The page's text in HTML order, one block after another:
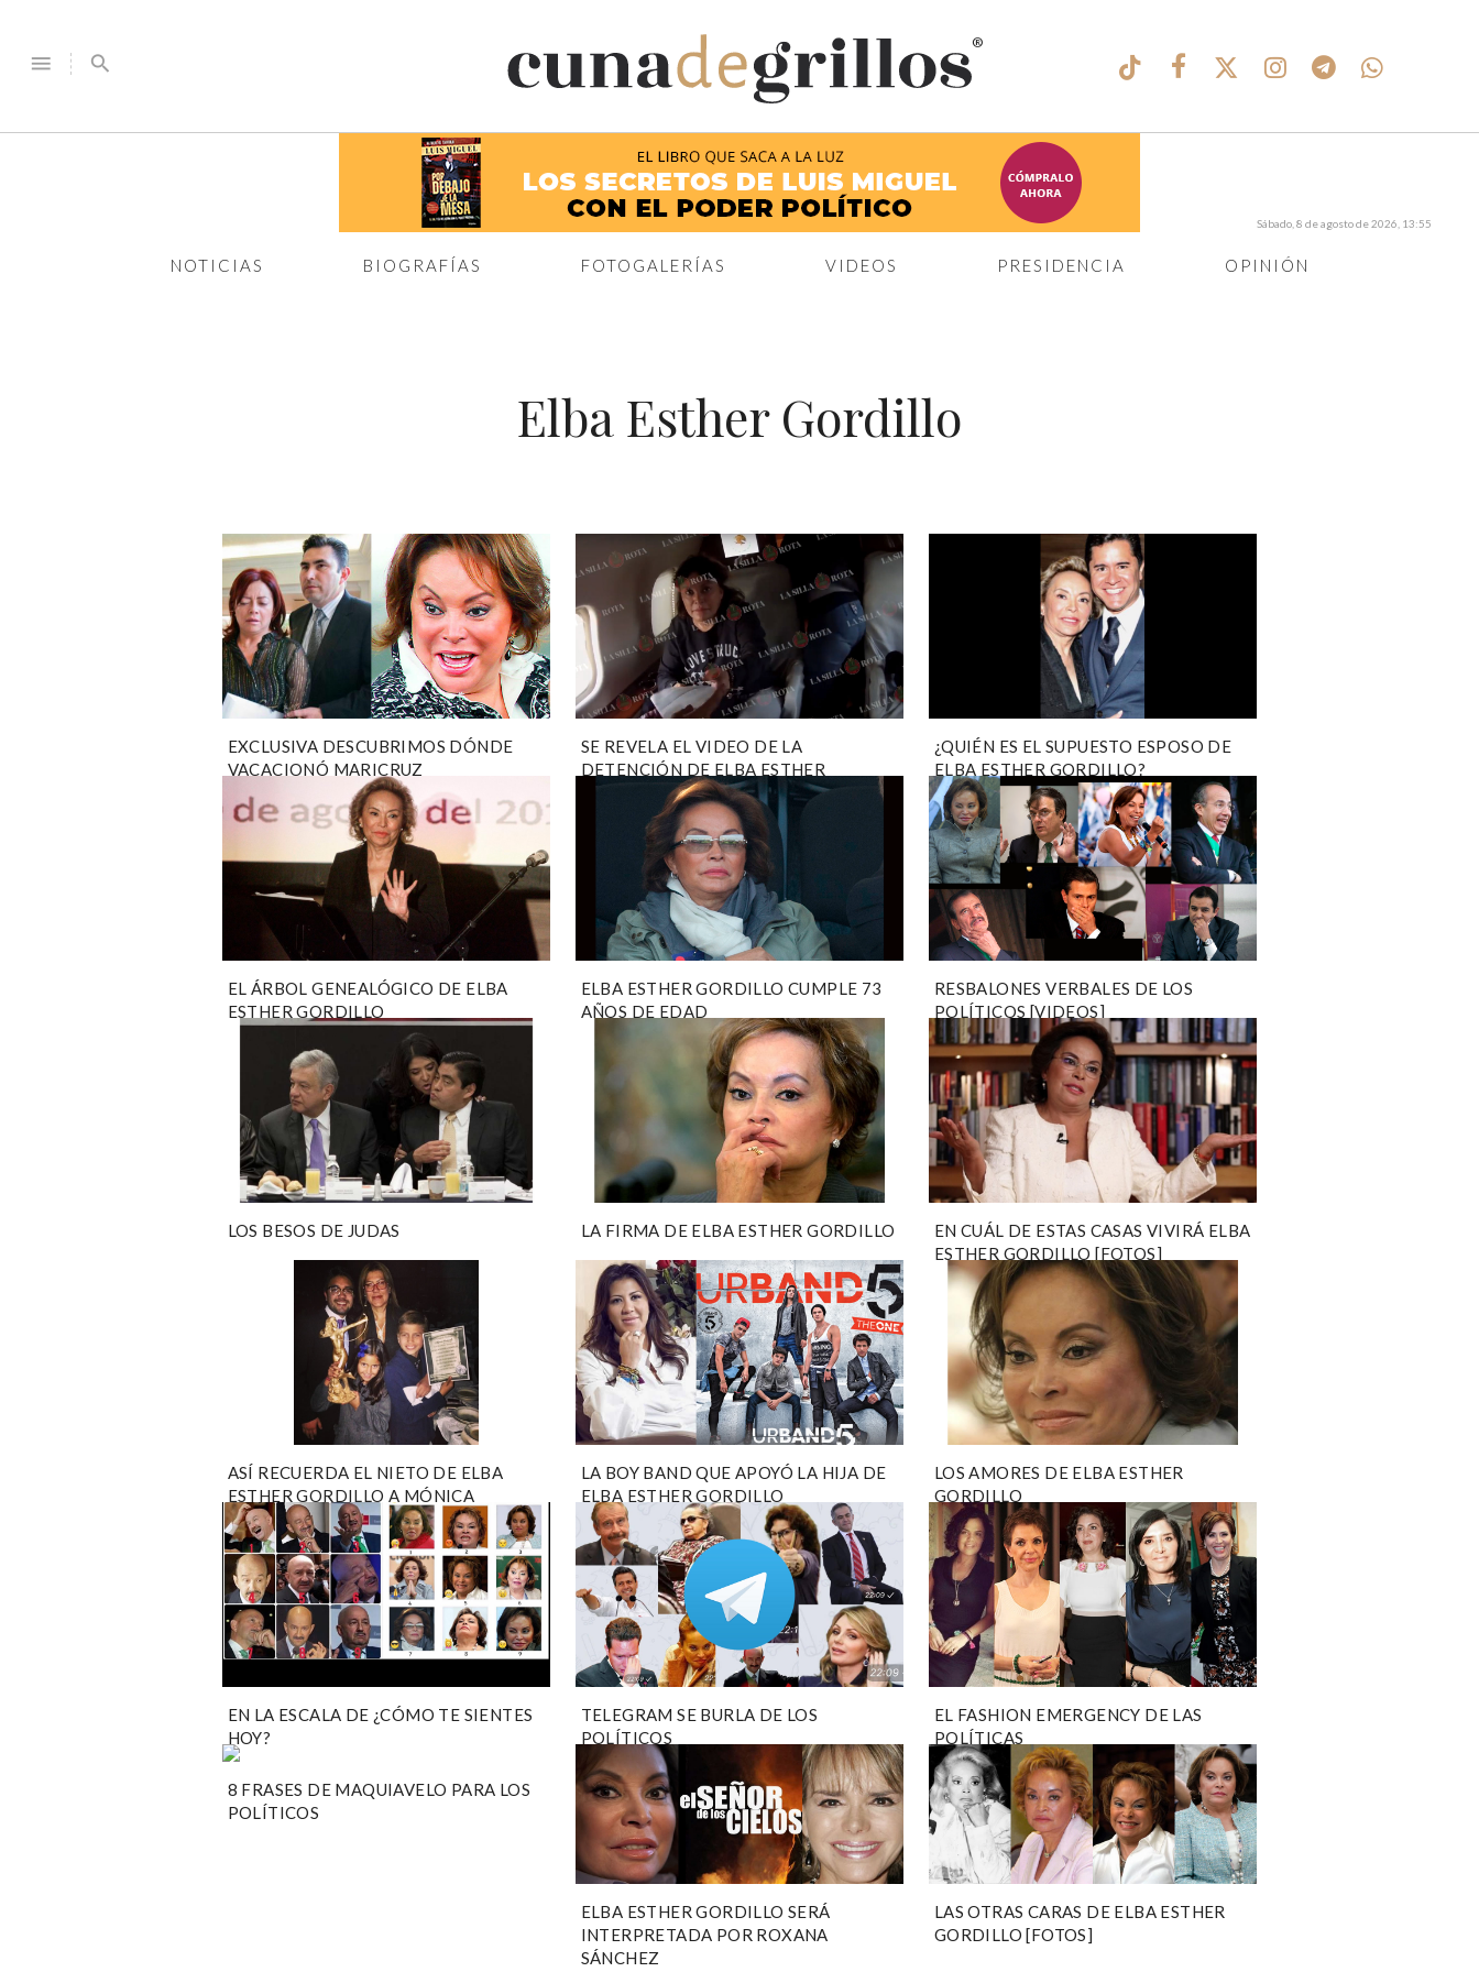
menu search
®
NOTICIAS BIOGRAFÍAS FOTOGALERÍAS VIDEOS PRESIDENCIA OPINIÓN
Sábado, 8 de agosto de 2026, 13:55
Elba Esther Gordillo
EXCLUSIVA DESCUBRIMOS DÓNDE
VACACIONÓ MARICRUZ
MONTELONGO, LA HIJA DE ELBA
ESTHER GORDILLO
SE REVELA EL VIDEO DE LA
DETENCIÓN DE ELBA ESTHER
GORDILLO
¿QUIÉN ES EL SUPUESTO ESPOSO DE
ELBA ESTHER GORDILLO?
EL ÁRBOL GENEALÓGICO DE ELBA
ESTHER GORDILLO
ELBA ESTHER GORDILLO CUMPLE 73
AÑOS DE EDAD
RESBALONES VERBALES DE LOS
POLÍTICOS [VIDEOS]
LOS BESOS DE JUDAS LA FIRMA DE ELBA ESTHER GORDILLO
EN CUÁL DE ESTAS CASAS VIVIRÁ ELBA
ESTHER GORDILLO [FOTOS]
ASÍ RECUERDA EL NIETO DE ELBA
ESTHER GORDILLO A MÓNICA
ARRIOLA [FOTO]
LA BOY BAND QUE APOYÓ LA HIJA DE
ELBA ESTHER GORDILLO
LOS AMORES DE ELBA ESTHER
GORDILLO
EN LA ESCALA DE ¿CÓMO TE SIENTES
HOY?
TELEGRAM SE BURLA DE LOS
POLÍTICOS
EL FASHION EMERGENCY DE LAS
POLÍTICAS
8 FRASES DE MAQUIAVELO PARA LOS
POLÍTICOS
ELBA ESTHER GORDILLO SERÁ
INTERPRETADA POR ROXANA
SÁNCHEZ
LAS OTRAS CARAS DE ELBA ESTHER
GORDILLO [FOTOS]